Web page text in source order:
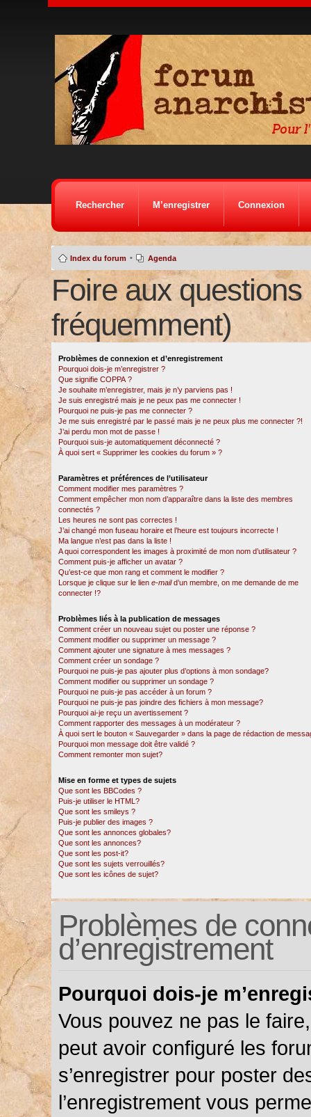
Rechercher M’enregistrer Connexion
Index du forum • Agenda
Foire aux
fréquemment)
Problèmes de connexion et d’enregistrement
Pourquoi dois-je m’enregistrer ?
Que signifie COPPA ?
Je souhaite m’enregistrer, mais je n’y parviens pas !
Je suis enregistré mais je ne peux pas me connecter !
Pourquoi ne puis-je pas me connecter ?
Je me suis enregistré par le passé mais je ne peux plus me connecter ?!
J’ai perdu mon mot de passe !
Pourquoi suis-je automatiquement déconnecté ?
À quoi sert « Supprimer les cookies du forum » ?
Paramètres et préférences de l’utilisateur
Comment modifier mes paramètres ?
Comment empêcher mon nom d’apparaître dans la liste des membres
connectés ?
Les heures ne sont pas correctes !
J’ai changé mon fuseau horaire et l’heure est toujours incorrecte !
Ma langue n’est pas dans la liste !
A quoi correspondent les images à proximité de mon nom d’utilisateur ?
Comment puis-je afficher un avatar ?
Qu’est-ce que mon rang et comment le modifier ?
Lorsque je clique sur le lien e-maild’un membre, on me demande de me
connecter !?
Problèmes liés à la publication de messages
Comment créer un nouveau sujet ou poster une réponse ?
Comment modifier ou supprimer un message ?
Comment ajouter une signature à mes messages ?
Comment créer un sondage ?
Pourquoi ne puis-je pas ajouter plus d’options à mon sondage?
Comment modifier ou supprimer un sondage ?
Pourquoi ne puis-je pas accéder à un forum ?
Pourquoi ne puis-je pas joindre des fichiers à mon message?
Pourquoi ai-je reçu un avertissement ?
Comment rapporter des messages à un modérateur ?
À quoi sert le bouton « Sauvegarder » dans la page de rédaction de
Pourquoi mon message doit être validé ?
Comment remonter mon sujet?
Mise en forme et types de sujets
Que sont les BBCodes ?
Puis-je utiliser le HTML?
Que sont les smileys ?
Puis-je publier des images ?
Que sont les annonces globales?
Que sont les annonces?
Que sont les post-it?
Que sont les sujets verrouillés?
Que sont les icônes de sujet?
Problèmes de
d’enregistrement
Pourquoi dois-je
Vous pouvez ne pas le
peut avoir configuré les
s’enregistrer pour poster
l’enregistrement vous